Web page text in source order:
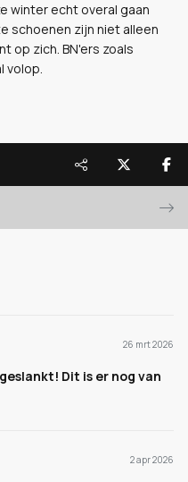
winter echt overal gaan
schoenen zijn niet alleen
op zich. BN'ers zoals
volop.
26 mrt 2026
Dit is er nog van
2 apr 2026